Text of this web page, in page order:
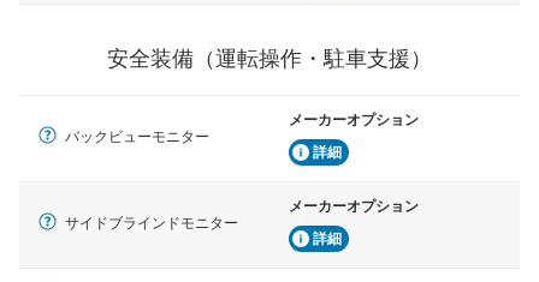
安全装備（運転操作・駐車支援）
バックビューモニター
メーカーオプション
詳細
サイドブラインドモニター
メーカーオプション
詳細